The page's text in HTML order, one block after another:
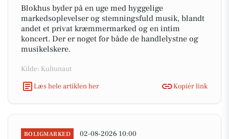
Blokhus byder på en uge med hyggelige
markedsoplevelser og stemningsfuld musik, blandt
andet et privat kræmmermarked og en intim
koncert. Der er noget for både de handlelystne og
musikelskere.
Kilde: Kultunaut
Læs hele artiklen her
Kopiér link
BOLIGMARKED 02-08-2026 10:00